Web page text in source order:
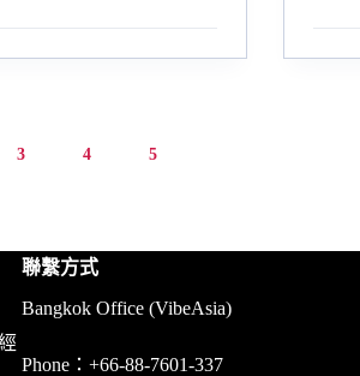
3 4 5
聯繫方式
Bangkok Office (VibeAsia)
Phone：+66-88-7601-337